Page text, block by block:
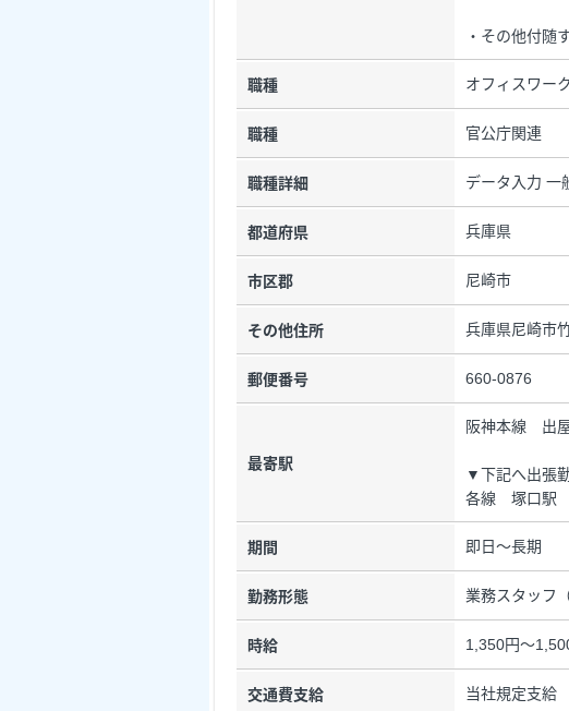
・その他付随
職種 オフィスワー
職種 官公庁関連
職種詳細 データ入力 一
都道府県 兵庫県
市区郡 尼崎市
その他住所 兵庫県尼崎市
郵便番号 660-0876
最寄駅
阪神本線 出
▼下記へ出張
各線 塚口駅
期間 即日～長期
勤務形態 業務スタッフ
時給 1,350円～
交通費支給 当社規定支給